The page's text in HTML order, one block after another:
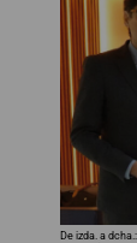
De izda. a